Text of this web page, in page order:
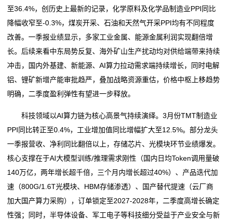
至36.4%，创历史上最新的记录，化学原料及化学品制造业PPI同比
降幅收窄至-0.3%，煤炭开采、石油和天然气开采PPI均有不同程度
改善。一季报业绩显示，多家工业金属、能源金属利润实现翻倍增
长。后续来看中东局势反复、海外矿山生产扰动均对供给端带来持续
冲击，国内外基建、新能源、AI算力拉动需求端持续增长，同时电解
铝、锂矿新增产能审批趋严，叠加战略资源重估，价格中枢上移趋势
明确，二季度盈利弹性有望进一步释放。
科技领域以AI算力链为核心高景气持续演绎。3月份TMT制造业
PPI同比转正至0.4%，工业增加值同比增幅扩大至12.5%。部分龙头
一季报营收、净利同比翻倍以上，存储芯片、光模块环节业绩爆发。
核心支撑在于AI大模型训练/推理需求刚性（国内日均Token调用量破
140万亿，两年增长超千倍，三个月内增长超过40%）、产品迭代加
速（800G/1.6T光模块、HBM存储渗透）、国产替代提速（云厂商
加大国产算力采购），订单锁定至2027-2028年，二季度高增长确定
性强；同时，半导体设备、军工电子等科技细分受益于产业安全与新